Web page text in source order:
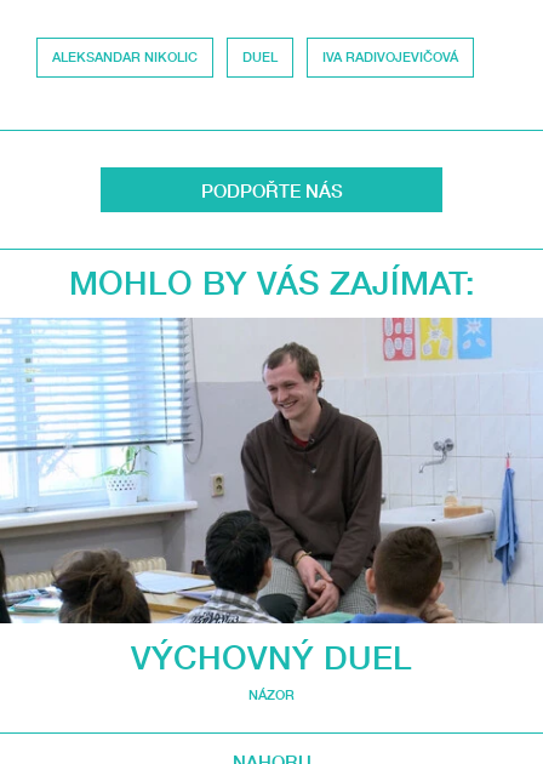
ALEKSANDAR NIKOLIC DUEL IVA RADIVOJEVIČOVÁ
PODPOŘTE NÁS
MOHLO BY VÁS ZAJÍMAT:
VÝCHOVNÝ DUEL
NÁZOR